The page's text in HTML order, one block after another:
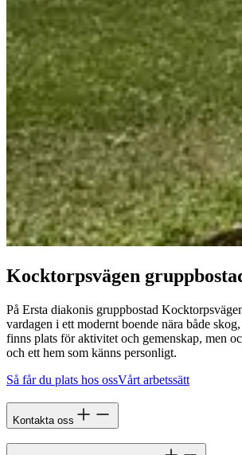
Kocktorpsvägen
På Ersta diakonis gruppbostad
vardagen i ett modernt boende nära både
finns plats för aktivitet och gemenskap, men
och ett hem som känns personligt.
Så får du plats hos ossVårt arbetssätt
Kontakta oss